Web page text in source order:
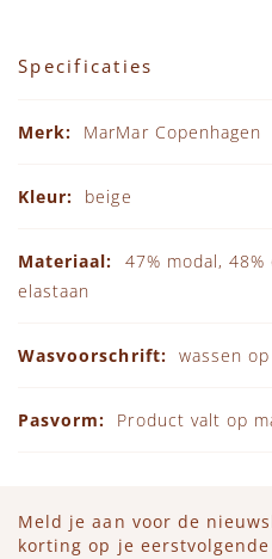
Specificaties
MarMar Copenhagen
beige
47% modal,
elastaan
wassen
Product valt op
Meld je aan voor de
korting op je